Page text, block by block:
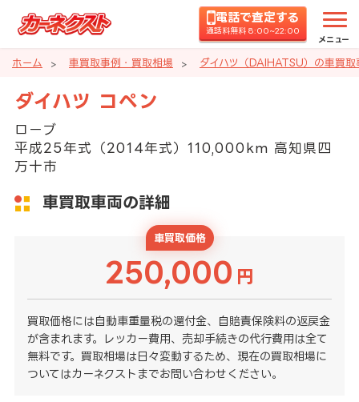
電話で査定する
通話料無料 8:00~22:00
メニュー
ホーム 車買取事例・買取相場 ダイハツ（DAIHATSU）の車買
ダイハツ コペン
ローブ
平成25年式（2014年式）110,000km 高知県四
万十市
車買取車両の詳細
車買取価格
250,000 円
買取価格には自動車重量税の還付金、自賠責保険料の返戻金
が含まれます。レッカー費用、売却手続きの代行費用は全て
無料です。買取相場は日々変動するため、現在の買取相場に
ついてはカーネクストまでお問い合わせください。